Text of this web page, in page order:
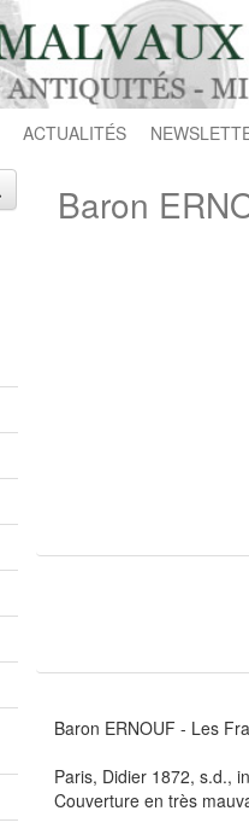
ACTUALITÉS
Baron
Baron ERNOUF - Les
Paris, Didier 1872, s.d.,
Couverture en très